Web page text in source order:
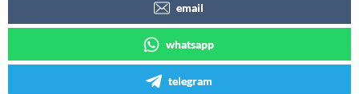
email
whatsapp
telegram